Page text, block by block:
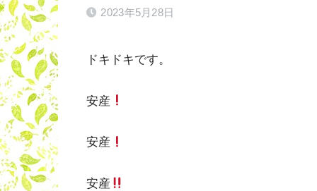
2023年5月28日
ドキドキです。
安産
安産
安産